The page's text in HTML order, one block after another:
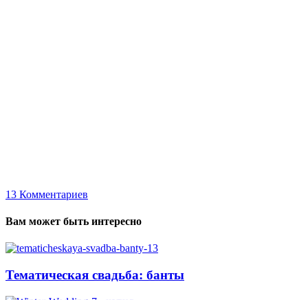
13 Комментариев
Вам может быть интересно
Тематическая свадьба: банты